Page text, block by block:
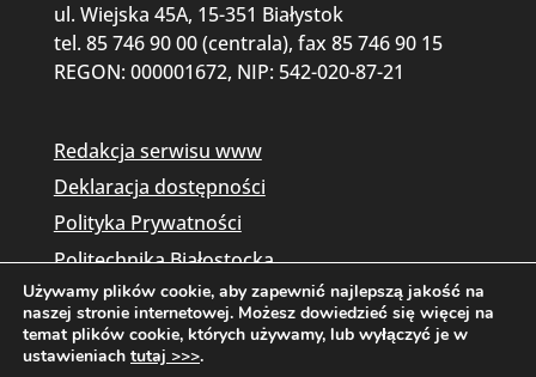
ul. Wiejska 45A, 15-351 Białystok
tel. 85 746 90 00 (centrala), fax 85 746 90 15
REGON: 000001672, NIP: 542-020-87-21
Redakcja serwisu www
Deklaracja dostępności
Polityka Prywatności
Politechnika Białostocka
Używamy plików cookie, aby zapewnić najlepszą jakość na
naszej stronie internetowej. Możesz dowiedzieć się więcej na
temat plików cookie, których używamy, lub wyłączyć je w
ustawieniach tutaj >>>.